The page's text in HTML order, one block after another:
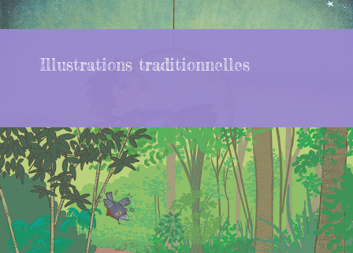
Illustrations traditionnelles